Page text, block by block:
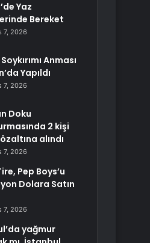
Yaz
Bereket
7, 2026
Anması
Yapıldı
7, 2026
Doku
2 kişi
alındı
7, 2026
Pep Boys’u
Dolara Satın
7, 2026
yağmur